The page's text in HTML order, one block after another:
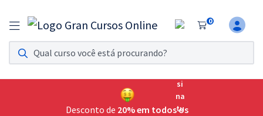
0
Assinatura Ilimitada 11
Acesso a todos os cursos. Teste grátis por 7 dias!
Assinatura OAB Até Passar
Acesso ilimitado a toda preparação para o Exame da
Desconto de 20% em todos os